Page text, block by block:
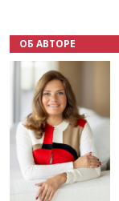
ОБ АВТОРЕ